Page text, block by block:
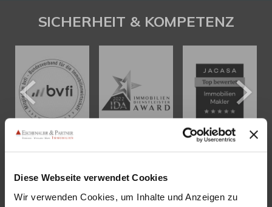
Diese Webseite verwendet Cookies
Wir verwenden Cookies, um Inhalte und Anzeigen zu
SICHERHEIT & KOMPETENZ
KONTAKT